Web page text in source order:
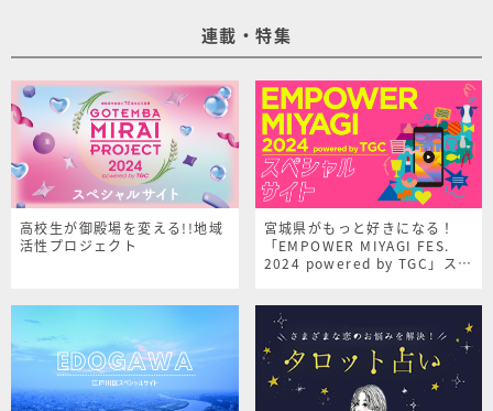
連載・特集
高校生が御殿場を変える!!地域
活性プロジェクト
宮城県がもっと好きになる！
「EMPOWER MIYAGI FES.
2024 powered by TGC」スペ